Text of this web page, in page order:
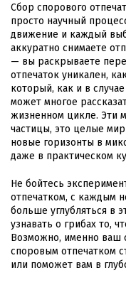
Сбор спорового
просто научный
движение и каждый
аккуратно снимаете
— вы раскрываете
отпечаток уникален,
который, как и в
может многое
жизненном цикле. Эти
частицы, это целые
новые горизонты в
даже в практическом
Не бойтесь
отпечатком, с каждым
больше углубляться в
узнавать о грибах то,
Возможно, именно ваш
споровым отпечатком
или поможет вам в